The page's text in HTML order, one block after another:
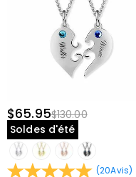
$65.95$130.00
Soldes d'été
(20Avis)